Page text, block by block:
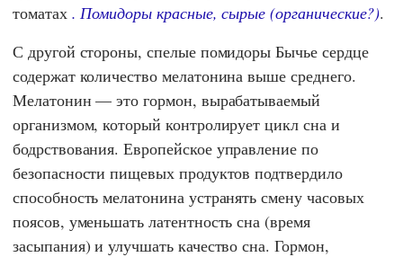
томатах . Помидоры красные, сырые (органические?).
С другой стороны, спелые помидоры Бычье сердце
содержат количество мелатонина выше среднего.
Мелатонин — это гормон, вырабатываемый
организмом, который контролирует цикл сна и
бодрствования.Европейское управление по
безопасности пищевых продуктов подтвердило
способность мелатонина устранять смену часовых
поясов, уменьшать латентность сна (время
засыпания) и улучшать качество сна. Гормон,